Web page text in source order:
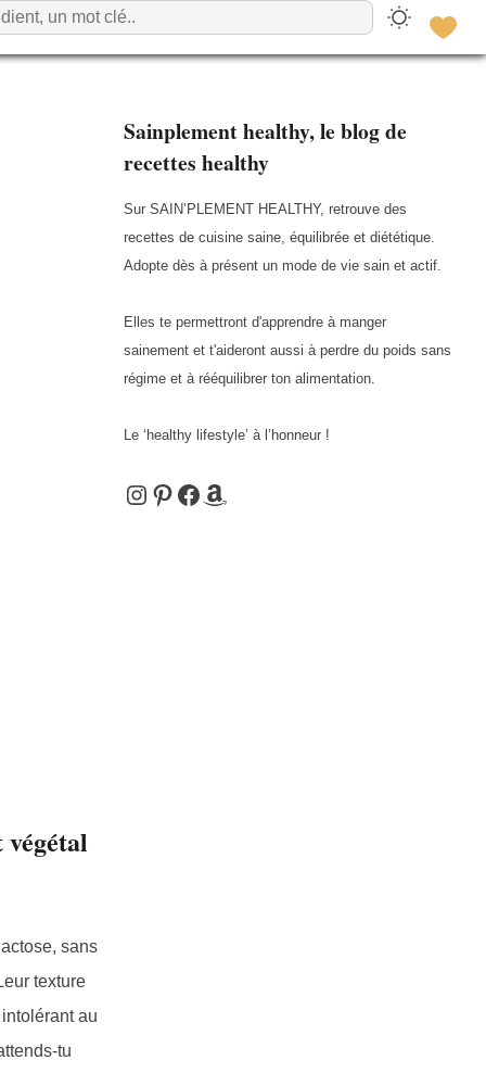
Sainplement healthy, le blog de
recettes healthy
Sur SAIN’PLEMENT HEALTHY, retrouve des
recettes de cuisine saine, équilibrée et diététique.
Adopte dès à présent un mode de vie sain et actif.
Elles te permettront d'apprendre à manger
sainement et t'aideront aussi à perdre du poids sans
régime et à rééquilibrer ton alimentation.
Le ‘healthy lifestyle’ à l’honneur !
Instagram
Pinterest
Facebook
Amazon
sans
texture
au
tu